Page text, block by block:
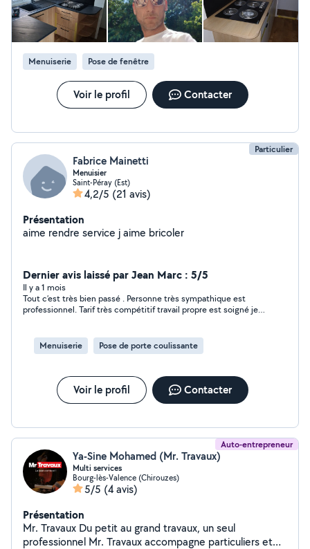
Menuiserie Pose de fenêtre
Voir le profil Contacter
Particulier
Fabrice Mainetti
Menuisier
Saint-Péray (Est)
4,2/5 (21 avis)
Présentation
aime rendre service j aime bricoler
Dernier avis laissé par Jean Marc : 5/5
Il y a 1 mois
Tout c’est très bien passé . Personne très sympathique est
professionnel. Tarif très compétitif travail propre est soigné je
Menuiserie
Pose de porte coulissante
Voir le profil Contacter
Auto-entrepreneur
Ya-Sine Mohamed (Mr. Travaux)
Multi services
Bourg-lès-Valence (Chirouzes)
5/5 (4 avis)
Présentation
Mr. Travaux Du petit au grand travaux, un seul
professionnel Mr. Travaux accompagne particuliers et